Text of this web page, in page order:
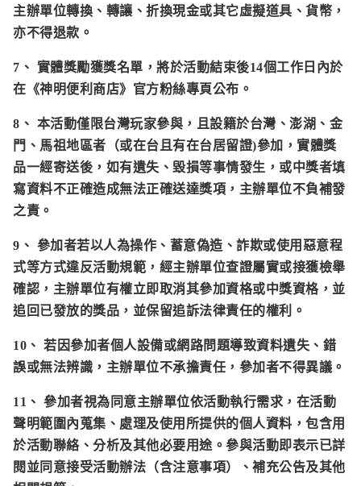
主辦單位轉換、轉讓、折換現金或其它虛擬道具、貨幣，
亦不得退款。
7、 實體獎勵獲獎名單，將於活動結束後14個工作日內於
在 《神明便利商店》官方粉絲專頁公布。
8、 本活動僅限台灣玩家參與，且設籍於台灣、澎湖、金
門、馬祖地區者（或在台且有在台居留證)參加，實體獎
品一經寄送後，如有遺失、毀損等事情發生，或中獎者填
寫資料不正確造成無法正確送達獎項，主辦單位不負補發
之責。
9、 參加者若以人為操作、蓄意偽造、詐欺或使用惡意程
式等方式違反活動規範，經主辦單位查證屬實或接獲檢舉
確認，主辦單位有權立即取消其參加資格或中獎資格，並
追回已發放的獎品，並保留追訴法律責任的權利。
10、 若因參加者個人設備或網路問題導致資料遺失、錯
誤或無法辨識，主辦單位不承擔責任，參加者不得異議。
11、 參加者視為同意主辦單位依活動執行需求，在活動
聲明範圍內蒐集、處理及使用所提供的個人資料，包含用
於活動聯絡、分析及其他必要用途。參與活動即表示已詳
閱並同意接受活動辦法（含注意事項）、補充公告及其他